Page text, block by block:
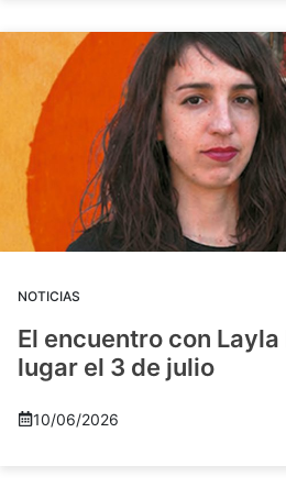
NOTICIAS
El encuentro con
lugar el 3 de julio
10/06/2026